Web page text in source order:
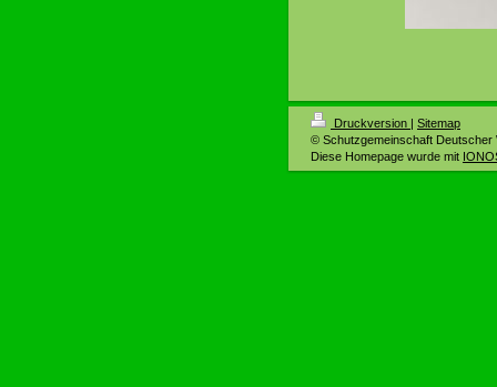
Druckversion | Sitemap
© Schutzgemeinschaft Deutscher
Diese Homepage wurde mit